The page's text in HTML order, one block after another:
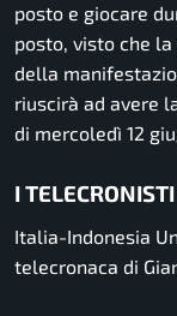
posto e giocare
posto, visto che
della
riuscirà ad avere
di mercoledì 12
I
Italia-Indonesia
telecronaca di